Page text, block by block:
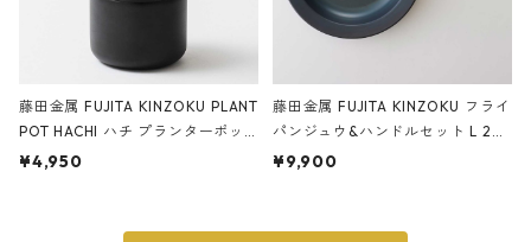
藤田金属 FUJITA KINZOKU PLANT
POT HACHI ハチ プランターポッ
ト 3号 ブラック
¥4,950
藤田金属 FUJITA KINZOKU フライ
パンジュウ&ハンドルセット L 24c
m ガス火・IH対応 鉄フライパン
¥9,900